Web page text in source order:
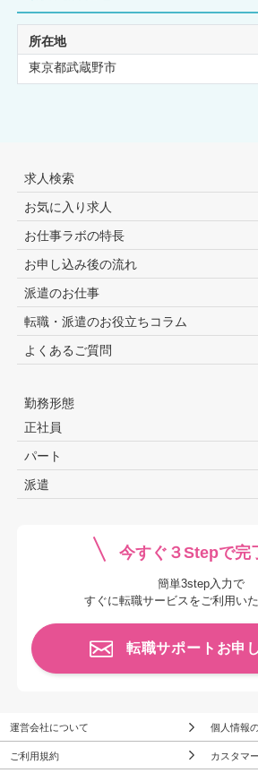
所在地
東京都武蔵野市
求人検索
お気に入り求人
お仕事ラボの特長
お申し込み後の流れ
派遣のお仕事
転職・派遣のお役⽴ちコラム
よくあるご質問
勤務形態
正社員
パート
派遣
今すぐ３Stepで完
簡単3step入力で
すぐに転職サービスをご利用いた
転職サポートお申
運営会社について 個人情報
ご利用規約 カスタマ